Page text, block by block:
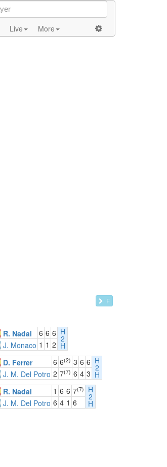
Live More
F
R. Nadal 6 6 6 H
2
H
J. Monaco 1 1 2
D. Ferrer 6 6(2) 3 6 6 H
2
H
J. M. Del Potro 2 7(7) 6 4 3
R. Nadal 1 6 6 7(7) H
2
H
J. M. Del Potro 6 4 1 6